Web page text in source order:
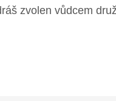
zvolen vůdcem